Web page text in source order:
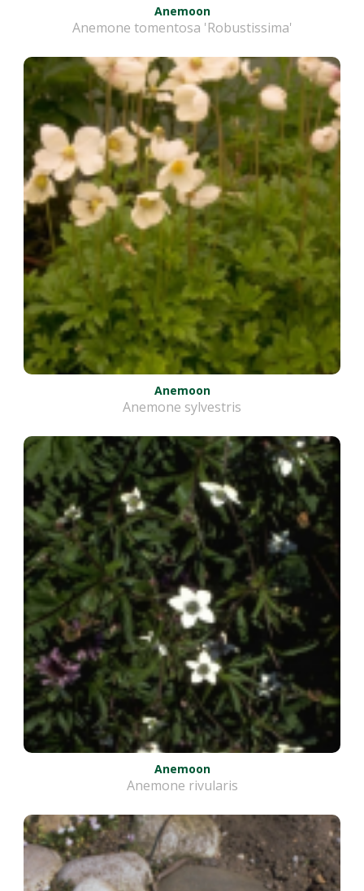
Anemoon
Anemone tomentosa 'Robustissima'
Anemoon
Anemone sylvestris
Anemoon
Anemone rivularis